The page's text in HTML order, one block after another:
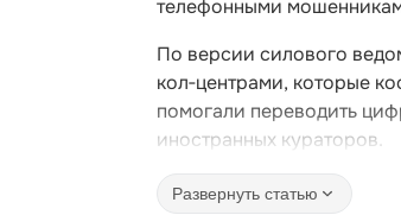
телефонными
По версии силового
кол‑центрами, которые
помогали переводить
иностранных кураторов.
Развернуть статью